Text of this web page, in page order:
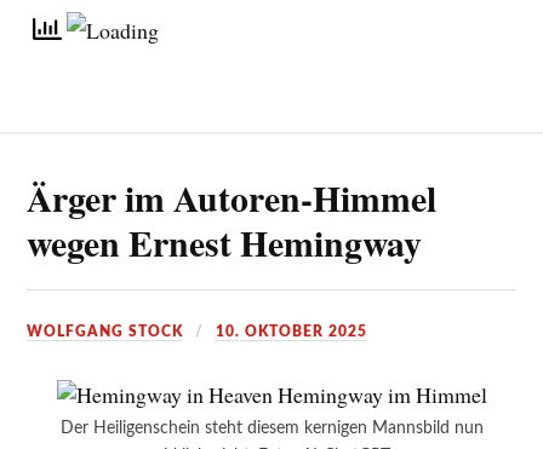
Ärger im Autoren-Himmel
wegen Ernest Hemingway
WOLFGANG STOCK 10. OKTOBER 2025
Der Heiligenschein steht diesem kernigen Mannsbild nun